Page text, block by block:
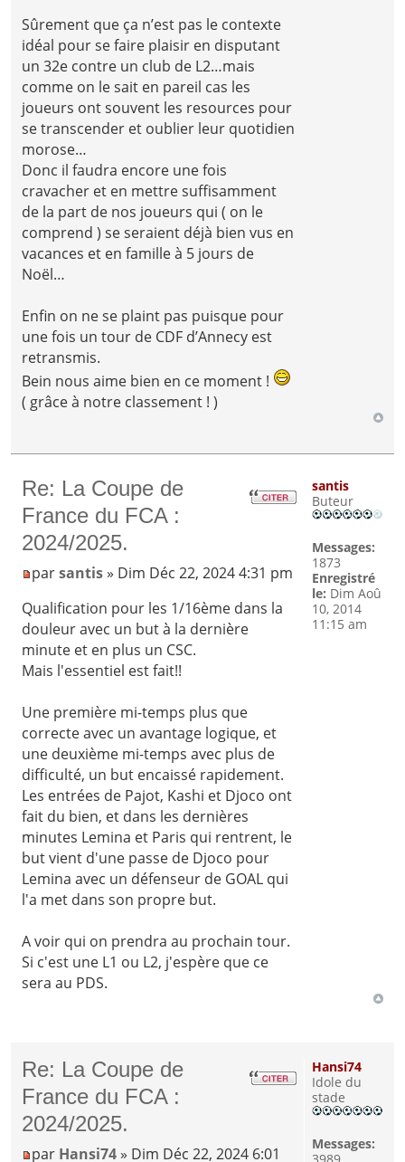
Sûrement que ça n’est pas le contexte
idéal pour se faire plaisir en disputant
un 32e contre un club de L2…mais
comme on le sait en pareil cas les
joueurs ont souvent les resources pour
se transcender et oublier leur quotidien
morose…
Donc il faudra encore une fois
cravacher et en mettre suffisamment
de la part de nos joueurs qui ( on le
comprend ) se seraient déjà bien vus en
vacances et en famille à 5 jours de
Noël…
Enfin on ne se plaint pas puisque pour
une fois un tour de CDF d’Annecy est
retransmis.
Bein nous aime bien en ce moment !
( grâce à notre classement ! )
Re: La Coupe de
France du FCA :
2024/2025.
parsantis» Dim Déc 22, 2024 4:31 pm
Qualification pour les 1/16ème dans la
douleur avec un but à la dernière
minute et en plus un CSC.
Mais l'essentiel est fait!!
Une première mi-temps plus que
correcte avec un avantage logique, et
une deuxième mi-temps avec plus de
difficulté, un but encaissé rapidement.
Les entrées de Pajot, Kashi et Djoco ont
fait du bien, et dans les dernières
minutes Lemina et Paris qui rentrent, le
but vient d'une passe de Djoco pour
Lemina avec un défenseur de GOAL qui
l'a met dans son propre but.
A voir qui on prendra au prochain tour.
Si c'est une L1 ou L2, j'espère que ce
sera au PDS.
santis
Buteur
Messages:
1873
Enregistré
le: Dim Aoû
10, 2014
11:15 am
Re: La Coupe de
France du FCA :
2024/2025.
par Hansi74 » Dim Déc 22, 2024 6:01
Hansi74
Idole du
stade
Messages: